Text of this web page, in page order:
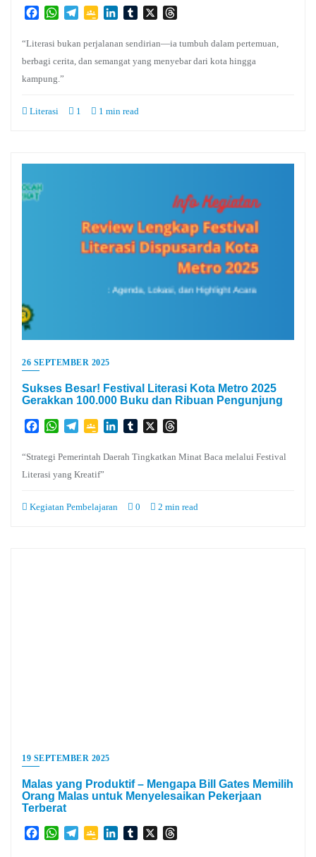
FacebookWhatsApp
TelegramGoogleLinkedInTumblr
X
“Literasi bukan perjalanan sendirian—ia tumbuh dalam pertemuan,
berbagi cerita, dan semangat yang menyebar dari kota hingga
kampung.”
Literasi 1 1 min read
26 SEPTEMBER 2025
Sukses Besar! Festival Literasi Kota Metro 2025
Gerakkan 100.000 Buku dan Ribuan Pengunjung
FacebookWhatsApp
TelegramGoogleLinkedInTumblr
X
“Strategi Pemerintah Daerah Tingkatkan Minat Baca melalui Festival
Literasi yang Kreatif”
Kegiatan Pembelajaran 0 2 min read
19 SEPTEMBER 2025
Malas yang Produktif – Mengapa Bill Gates Memilih
Orang Malas untuk Menyelesaikan Pekerjaan
Terberat
FacebookWhatsApp
TelegramGoogleLinkedInTumblr
X